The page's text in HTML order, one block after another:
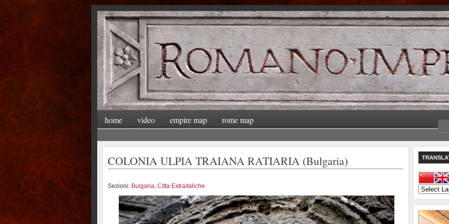
home video empire map rome map
COLONIA ULPIA TRAIANA RATIARIA (Bulgaria)
Sezioni: Bulgaria, Citta Extraitaliche